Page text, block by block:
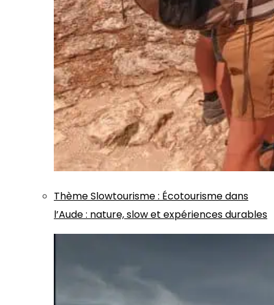
ThèmeSlowtourisme: Écotourisme dans
l’Aude : nature, slow et expériences durables